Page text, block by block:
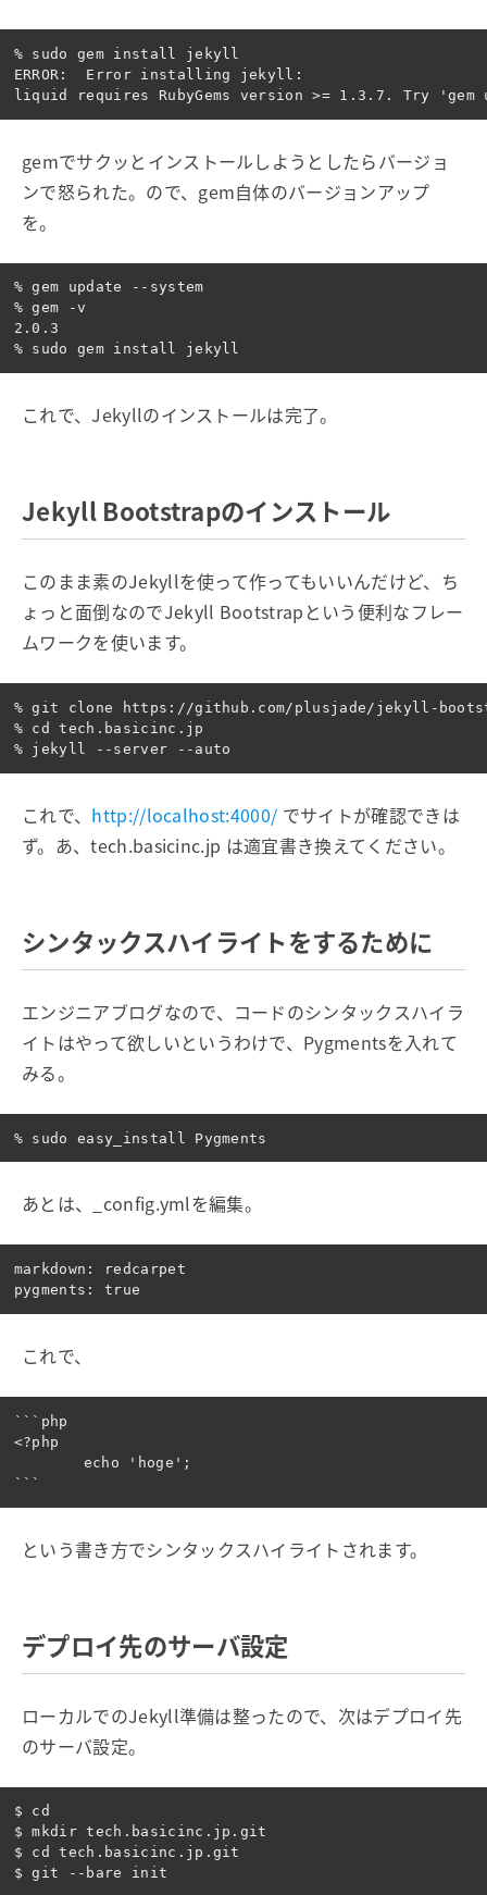
% sudo gem install jekyll
ERROR:  Error installing jekyll:
gemでサクッとインストールしようとしたらバージョ
ンで怒られた。ので、gem自体のバージョンアップ
を。
% gem update --system
% gem -v
2.0.3
これで、Jekyllのインストールは完了。
Jekyll Bootstrapのインストール
このまま素のJekyllを使って作ってもいいんだけど、ち
ょっと面倒なのでJekyll Bootstrapという便利なフレー
ムワークを使います。
% git clone https://github.com/plusjade/jekyll-
% cd tech.basicinc.jp
これで、 http://localhost:4000/ でサイトが確認できは
ず。あ、tech.basicinc.jp は適宜書き換えてください。
シンタックスハイライトをするために
エンジニアブログなので、コードのシンタックスハイラ
イトはやって欲しいというわけで、Pygmentsを入れて
みる。
あとは、_config.ymlを編集。
markdown: redcarpet
これで、
```php
<?php
という書き方でシンタックスハイライトされます。
デプロイ先のサーバ設定
ローカルでのJekyll準備は整ったので、次はデプロイ先
のサーバ設定。
$ cd
$ mkdir tech.basicinc.jp.git
$ cd tech.basicinc.jp.git